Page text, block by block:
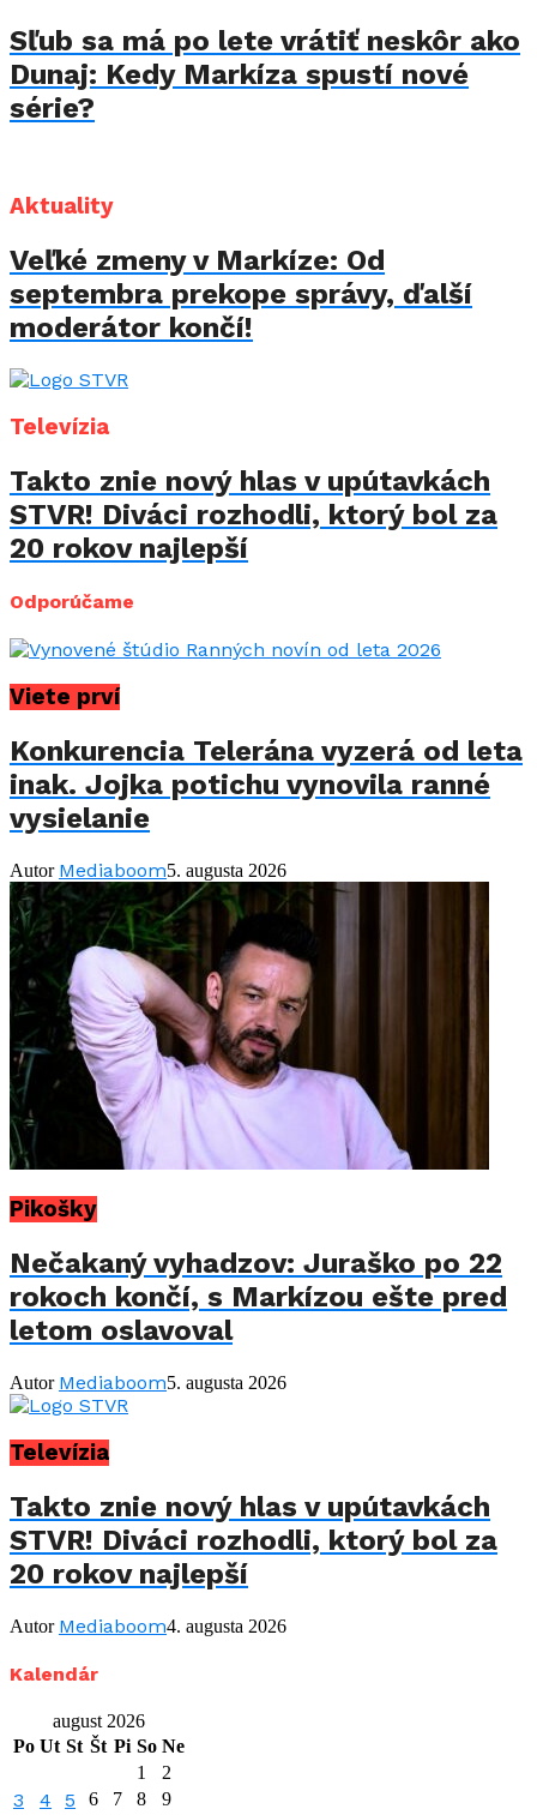
Sľub sa má po lete vrátiť neskôr ako
Dunaj: Kedy Markíza spustí nové
série?
Aktuality
Veľké zmeny v Markíze: Od
septembra prekope správy, ďalší
moderátor končí!
Televízia
Takto znie nový hlas v upútavkách
STVR! Diváci rozhodli, ktorý bol za
20 rokov najlepší
Odporúčame
Viete prví
Konkurencia Telerána vyzerá od leta
inak. Jojka potichu vynovila ranné
vysielanie
Autor Mediaboom5. augusta 2026
Pikošky
Nečakaný vyhadzov: Juraško po 22
rokoch končí, s Markízou ešte pred
letom oslavoval
Autor Mediaboom5. augusta 2026
Televízia
Takto znie nový hlas v upútavkách
STVR! Diváci rozhodli, ktorý bol za
20 rokov najlepší
Autor Mediaboom4. augusta 2026
Kalendár
august 2026
Po Ut St Št Pi So Ne
1
2
3 4 5 6 7 8
9